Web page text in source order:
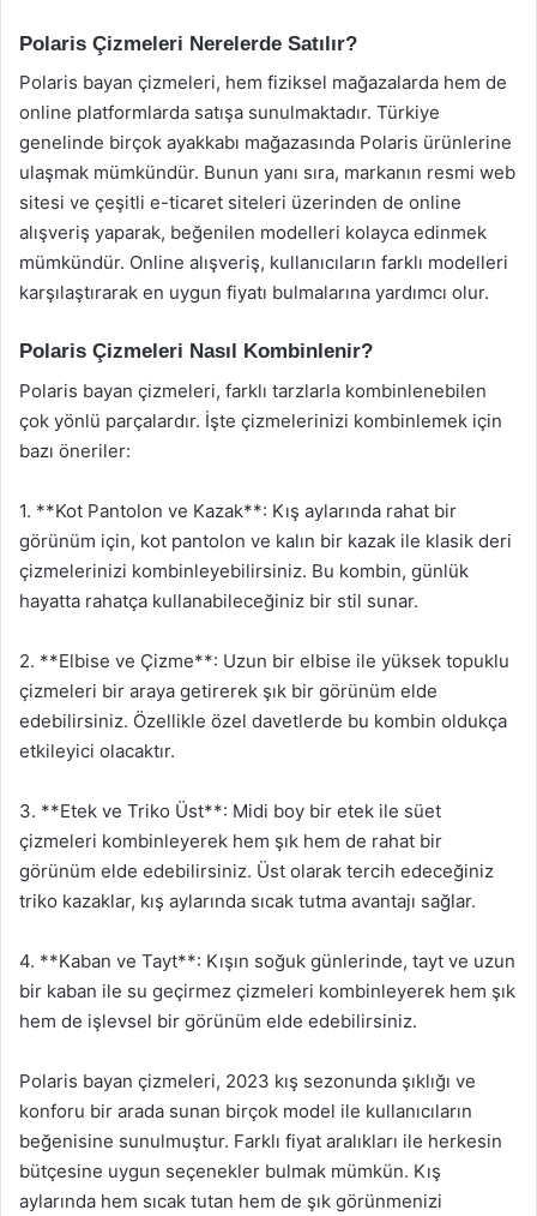
Polaris Çizmeleri Nerelerde Satılır?
Polaris bayan çizmeleri, hem fiziksel mağazalarda hem de
online platformlarda satışa sunulmaktadır. Türkiye
genelinde birçok ayakkabı mağazasında Polaris ürünlerine
ulaşmak mümkündür. Bunun yanı sıra, markanın resmi web
sitesi ve çeşitli e-ticaret siteleri üzerinden de online
alışveriş yaparak, beğenilen modelleri kolayca edinmek
mümkündür. Online alışveriş, kullanıcıların farklı modelleri
karşılaştırarak en uygun fiyatı bulmalarına yardımcı olur.
Polaris Çizmeleri Nasıl Kombinlenir?
Polaris bayan çizmeleri, farklı tarzlarla kombinlenebilen
çok yönlü parçalardır. İşte çizmelerinizi kombinlemek için
bazı öneriler:
1. **Kot Pantolon ve Kazak**: Kış aylarında rahat bir
görünüm için, kot pantolon ve kalın bir kazak ile klasik deri
çizmelerinizi kombinleyebilirsiniz. Bu kombin, günlük
hayatta rahatça kullanabileceğiniz bir stil sunar.
2. **Elbise ve Çizme**: Uzun bir elbise ile yüksek topuklu
çizmeleri bir araya getirerek şık bir görünüm elde
edebilirsiniz. Özellikle özel davetlerde bu kombin oldukça
etkileyici olacaktır.
3. **Etek ve Triko Üst**: Midi boy bir etek ile süet
çizmeleri kombinleyerek hem şık hem de rahat bir
görünüm elde edebilirsiniz. Üst olarak tercih edeceğiniz
triko kazaklar, kış aylarında sıcak tutma avantajı sağlar.
4. **Kaban ve Tayt**: Kışın soğuk günlerinde, tayt ve uzun
bir kaban ile su geçirmez çizmeleri kombinleyerek hem şık
hem de işlevsel bir görünüm elde edebilirsiniz.
Polaris bayan çizmeleri, 2023 kış sezonunda şıklığı ve
konforu bir arada sunan birçok model ile kullanıcıların
beğenisine sunulmuştur. Farklı fiyat aralıkları ile herkesin
bütçesine uygun seçenekler bulmak mümkün. Kış
aylarında hem sıcak tutan hem de şık görünmenizi